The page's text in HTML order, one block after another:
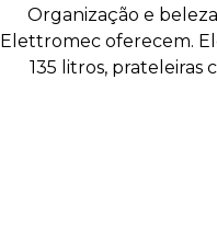
Organização e
Elettromec oferecem.
135 litros, prateleiras